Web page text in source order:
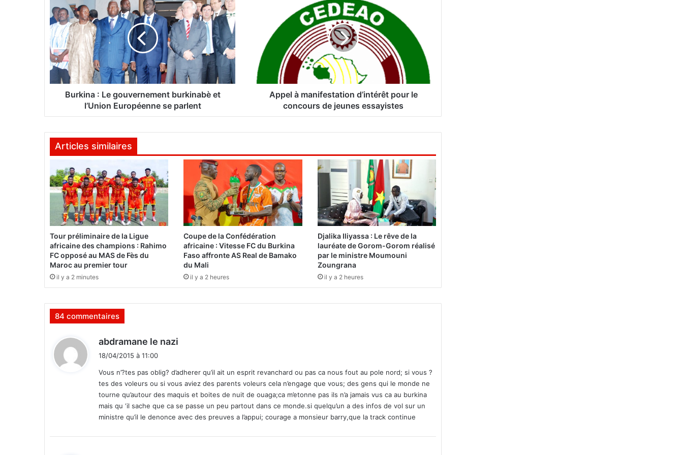
u
r
k
i
n
a
:
L
o
v
r
e
m
t
b
u
r
k
i
b
u
Burkina : Le gouvernement burkinabè et
l’Union Européenne se parlent
e
t
i
o
n
d
’
i
n
t
é
o
o
n
c
o
r
s
Appel à manifestation d’intérêt pour le
concours de jeunes essayistes
Articles similaires
Tour préliminaire de la Ligue
africaine des champions : Rahimo
FC opposé au MAS de Fès du
Maroc au premier tour
il y a 2 minutes
Coupe de la Confédération
africaine : Vitesse FC du Burkina
Faso affronte AS Real de Bamako
du Mali
il y a 2 heures
Djalika Iliyassa : Le rêve de la
lauréate de Gorom-Gorom réalisé
par le ministre Moumouni
Zoungrana
il y a 2 heures
84 commentaires
abdramane le nazi
:
18/04/2015 à 11:00
Vous n’?tes pas oblig? d’adherer qu’il ait un esprit revanchard ou pas ca nous fout au pole nord; si vous ?
tes des voleurs ou si vous aviez des parents voleurs cela n’engage que vous; des gens qui le monde ne
tourne qu’autour des maquis et boites de nuit de ouaga;ca m’etonne pas ils n’a jamais vus ca au burkina
mais qu ‘il sache que ca se passe un peu partout dans ce monde.si quelqu’un a des infos de vol sur un
ministre qu’il le denonce avec des preuves a l’appui; courage a monsieur barry,que la track continue